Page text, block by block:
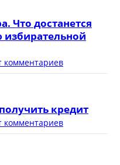
Что достанется
избирательной
комментариев
кредит
комментариев